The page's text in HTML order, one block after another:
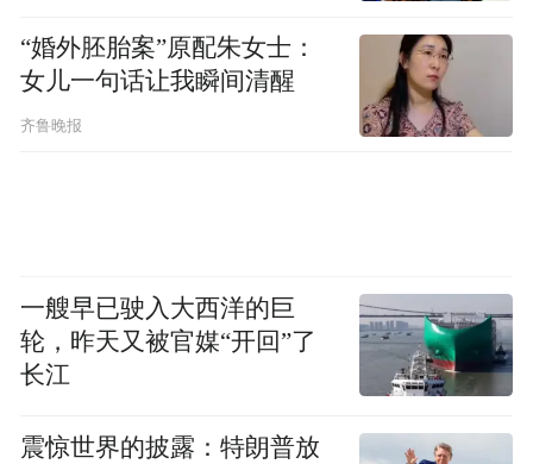
“婚外胚胎案”原配朱女士：
女儿一句话让我瞬间清醒
齐鲁晚报
一艘早已驶入大西洋的巨
轮，昨天又被官媒“开回”了
长江
震惊世界的披露：特朗普放